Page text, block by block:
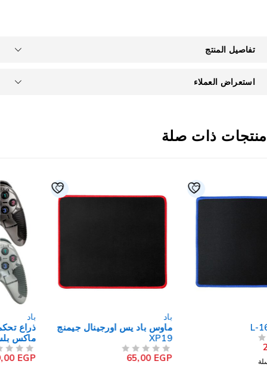
تفاصيل المنتج
استعراض العملاء
ذات صلة
ماوس باد يس اورجينال جيمنج
XP19
EGP
ذراع تحكم مزود بانالوج جيجا
ماكس بلس 6060 مزدوج
سلكي
EGP